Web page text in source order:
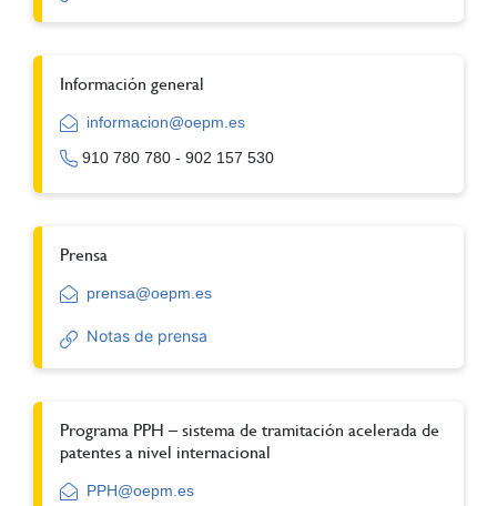
Información general
informacion@oepm.es
910 780 780 - 902 157 530
Prensa
prensa@oepm.es
Notas de prensa
Programa PPH – sistema de tramitación acelerada de
patentes a nivel internacional
PPH@oepm.es